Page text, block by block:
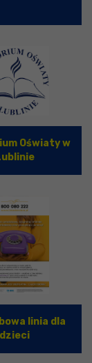
Oświaty w
linia dla
dzieci